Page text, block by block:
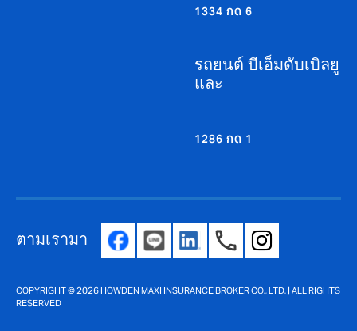
1334 กด 6
รถยนต์ บีเอ็มดับเบิลยู
และ
1286 กด 1
ตามเรามา
COPYRIGHT © 2026 HOWDEN MAXI INSURANCE BROKER CO., LTD. | ALL RIGHTS
RESERVED